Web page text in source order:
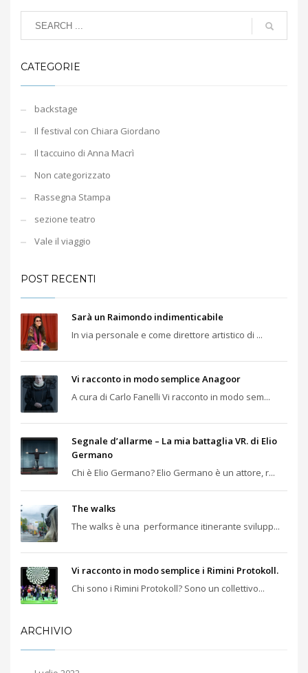
CATEGORIE
backstage
Il festival con Chiara Giordano
Il taccuino di Anna Macrì
Non categorizzato
Rassegna Stampa
sezione teatro
Vale il viaggio
POST RECENTI
Sarà un Raimondo indimenticabile
In via personale e come direttore artistico di ...
Vi racconto in modo semplice Anagoor
A cura di Carlo Fanelli Vi racconto in modo sem...
Segnale d’allarme – La mia battaglia VR. di Elio
Germano
Chi è Elio Germano? Elio Germano è un attore, r...
The walks
The walks è una performance itinerante svilupp...
Vi racconto in modo semplice i Rimini Protokoll.
Chi sono i Rimini Protokoll? Sono un collettivo...
ARCHIVIO